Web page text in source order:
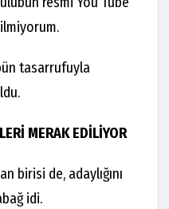
tasarrufuyla
MERAK EDİLİYOR
birisi de, adaylığını
idi.